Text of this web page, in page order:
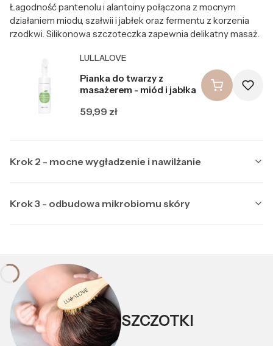
Łagodność pantenolu i alantoiny połączona z mocnym
działaniem miodu, szałwii i jabłek oraz fermentu z korzenia
rzodkwi. Silikonowa szczoteczka zapewnia delikatny masaż.
Producent LULLALOVE
LULLALOVE
Pianka do twarzy z
masażerem - miód i jabłka
Cena
59,99 zł
Krok 2 - mocne wygładzenie i nawilżanie
Multipeptydowe serum do
twarzy z ektoiną
Cena
99,99 zł
Krok 3 - odbudowa mikrobiomu skóry
Producent LULLALOVE
LULLALOVE
Kojąca maska nocna z
ektoiną i prebiotykami
Cena
89,99 zł
SZCZOTKI